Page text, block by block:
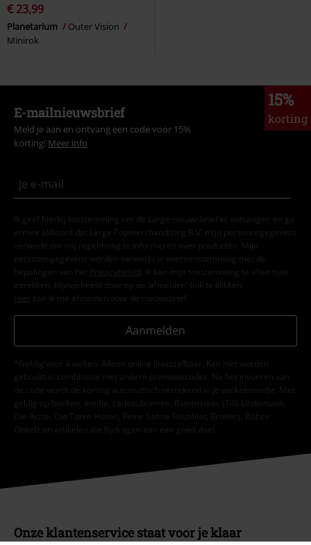
€ 23,99
Planetarium
Outer Vision
Minirok
15%
korting
E-mailnieuwsbrief
Meld je aan en ontvang een code voor 15%
korting! Meer info
Ik geef hierbij toestemming om de Large-nieuwsbrief te ontvangen en ga
ermee akkoord dat Large Popmerchandising B.V. mijn persoonsgegevens
verwerkt om mij regelmatig te informeren over producten. Mijn
persoonsgegevens worden verwerkt in overeenstemming met de
bepalingen van het
Privacybeleid . Ik kan mijn toestemming te allen tijde
intrekken, bijvoorbeeld door op de ‘afmelden’-link te klikken.
Hier kan ik me afmelden voor de nieuwsbrief.
Aanmelden
*Geldig voor 4 weken. Alleen online inwisselbaar. Kan niet worden
gebruikt in combinatie met andere promotiecodes. Na het invoeren van
de code wordt de korting automatisch verrekend in je winkelmandje. Niet
geldig op boeken, media, cadeaubonnen, Rammstein, (Till) Lindemann,
Die Ärzte, Die Toten Hosen, Feine Sahne Fischfilet, Broilers, Böhse
Onkelz en artikelen die bijdragen aan een goed doel.
Onze klantenservice staat voor je klaar